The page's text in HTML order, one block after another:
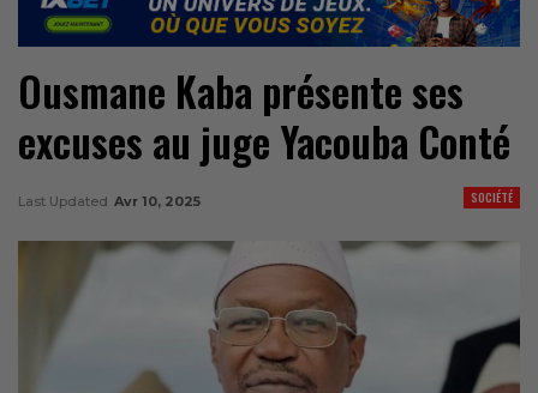
Ousmane Kaba présente ses
excuses au juge Yacouba Conté
SOCIÉTÉ
Last Updated Avr 10, 2025